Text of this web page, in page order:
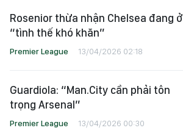
Rosenior thừa nhận Chelsea đang ở
“tình thế khó khăn”
Premier League 13/04/2026 02:18
Guardiola: “Man.City cần phải tôn
trọng Arsenal”
Premier League 13/04/2026 00:30